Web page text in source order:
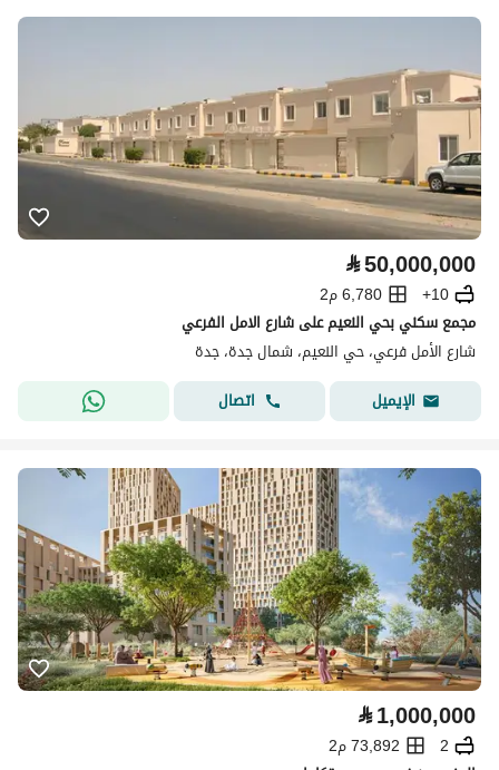
⃁50,000,000
10+
6,780 م2
مجمع سكني بحي النعيم على شارع الامل الفرعي
شارع الأمل فرعي، حي النعيم، شمال جدة، جدة
الإيميل
اتصال
⃁1,000,000
2
73,892 م2